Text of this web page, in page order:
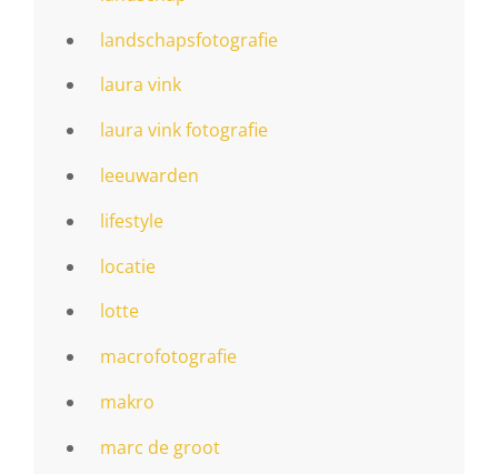
landschapsfotografie
laura vink
laura vink fotografie
leeuwarden
lifestyle
locatie
lotte
macrofotografie
makro
marc de groot